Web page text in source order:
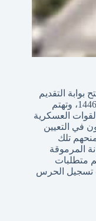
التقديم
والتسجيل في وظائف الحرس الوطني لسنة 1446، وتهتم
العسكرية
في التعيين
تلك
المرموقة
متطلبات
تسجيل الحرس